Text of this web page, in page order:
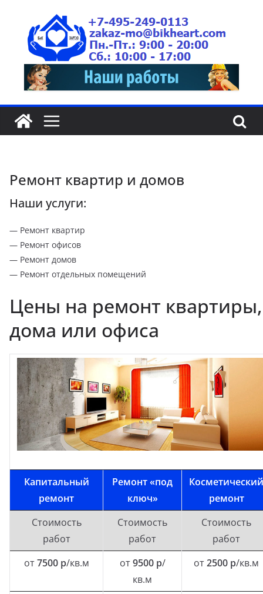
Ремонт квартир и домов
Наши услуги:
— Ремонт квартир
— Ремонт офисов
— Ремонт домов
— Ремонт отдельных помещений
Цены на ремонт квартиры,
дома или офиса
Капитальный
ремонт
Ремонт «под
ключ»
Косметический
ремонт
Стоимость
работ
Стоимость
работ
Стоимость
работ
от7500 р/кв.м от9500 р/
кв.м
от2500 р/кв.м